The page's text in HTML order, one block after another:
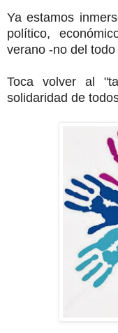
Ya estamos
político,
verano -no del
Toca volver al
solidaridad de